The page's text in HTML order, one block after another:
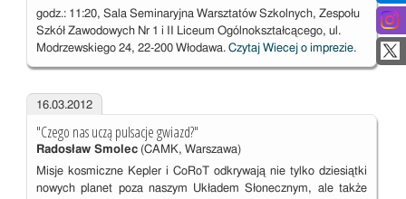
godz.: 11:20, Sala Seminaryjna Warsztatów Szkolnych, Zespołu
Szkół Zawodowych Nr 1 i II Liceum Ogólnokształcącego, ul.
Modrzewskiego 24, 22-200 Włodawa. Czytaj Wiecej o imprezie.
16.03.2012
"Czego nas uczą pulsacje gwiazd?"
Radosław Smolec(CAMK, Warszawa)
Misje kosmiczne Kepler i CoRoT odkrywają nie tylko dziesiątki
nowych planet poza naszym Układem Słonecznym, ale także